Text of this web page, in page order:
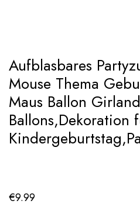
Aufblasbares
Mouse Thema
Maus Ballon
Ballons,Dekoration
€9.99